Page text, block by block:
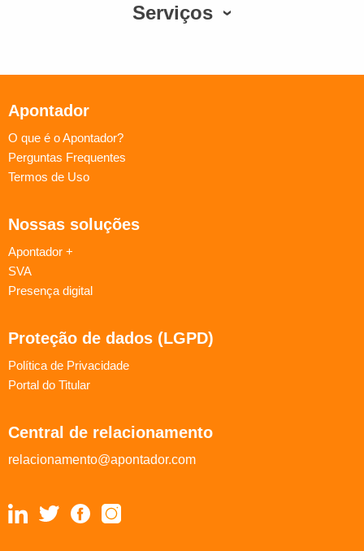
Serviços
Apontador
O que é o Apontador?
Perguntas Frequentes
Termos de Uso
Nossas soluções
Apontador +
SVA
Presença digital
Proteção de dados (LGPD)
Política de Privacidade
Portal do Titular
Central de relacionamento
relacionamento@apontador.com